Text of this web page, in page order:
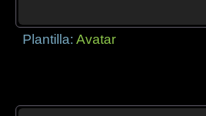
Plantilla:Avatar